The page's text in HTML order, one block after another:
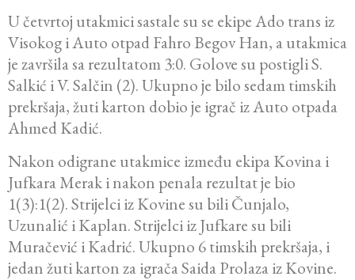
U četvrtoj utakmici sastale su se ekipe Ado trans iz
Visokog i Auto otpad Fahro Begov Han, a utakmica
je završila sa rezultatom 3:0. Golove su postigli S.
Salkić i V. Salčin (2). Ukupno je bilo sedam timskih
prekršaja, žuti karton dobio je igrač iz Auto otpada
Ahmed Kadić.
Nakon odigrane utakmice između ekipa Kovina i
Jufkara Merak i nakon penala rezultat je bio
1(3):1(2). Strijelci iz Kovine su bili Čunjalo,
Uzunalić i Kaplan. Strijelci iz Jufkare su bili
Muračević i Kadrić. Ukupno 6 timskih prekršaja, i
jedan žuti karton za igrača Saida Prolaza iz Kovine.